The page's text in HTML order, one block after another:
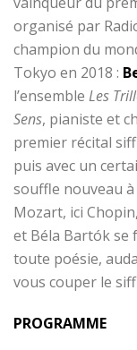
organisé par
champion du
Tokyo en 2018 :
l’ensemble Les
Sens, pianiste et
premier récital
puis avec un
souffle nouveau
Mozart, ici
et Béla Bartók
toute poésie,
vous couper le
PROGRAMME